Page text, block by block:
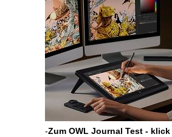
-Zum OWL Journal Test -